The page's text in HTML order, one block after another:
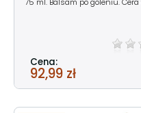
Cena:
92,99 zł